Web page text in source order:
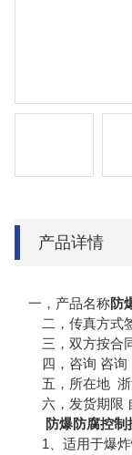
产品详情
一，产品名称防
二，传真方式
三，双方按合同
四，咨询 咨询
五，所在地 浙
六，发货期限
防爆防腐控制
1、适用于爆炸